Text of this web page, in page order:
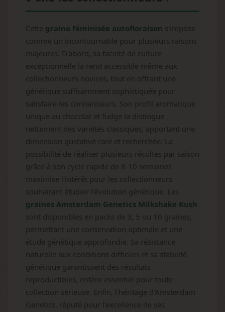
Cette graine féminisée autofloraison s'impose
comme un incontournable pour plusieurs raisons
majeures. D'abord, sa facilité de culture
exceptionnelle la rend accessible même aux
collectionneurs novices, tout en offrant une
génétique suffisamment sophistiquée pour
satisfaire les connaisseurs. Son profil aromatique
unique au chocolat et fudge la distingue
nettement des variétés classiques, apportant une
dimension gustative rare et recherchée. La
possibilité de réaliser plusieurs récoltes par saison
grâce à son cycle rapide de 8-10 semaines
maximise l'intérêt pour les collectionneurs
souhaitant étudier l'évolution génétique. Les
graines Amsterdam Genetics Milkshake Kush
sont disponibles en packs de 3, 5 ou 10 graines,
permettant une conservation optimale et une
étude génétique approfondie. Sa résistance
naturelle aux conditions difficiles et sa stabilité
génétique garantissent des résultats
reproductibles, critère essentiel pour toute
collection sérieuse. Enfin, l'héritage d'Amsterdam
Genetics, réputé pour l'excellence de ses